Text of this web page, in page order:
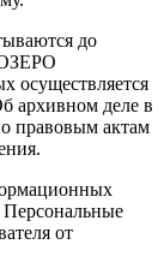
до
архивном деле в
правовым актам
Персональные
от